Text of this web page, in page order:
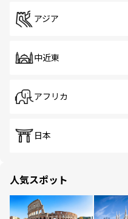
アジア
中近東
アフリカ
日本
人気スポット